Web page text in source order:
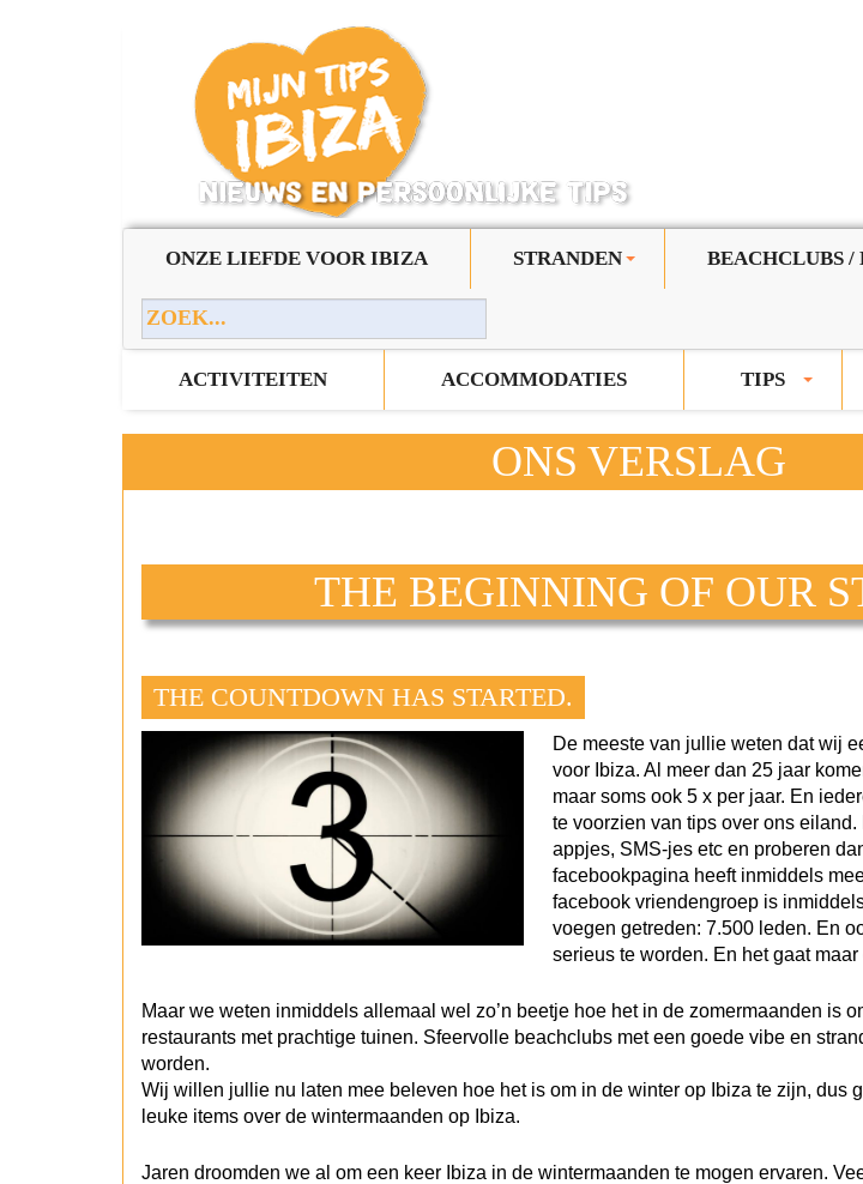
ONZE LIEFDE VOOR IBIZA
STRANDEN
BEACHCLUBS /
ACTIVITEITEN
ACCOMMODATIES
TIPS
ONS VERSLAG
THE BEGINNING OF OUR
THE COUNTDOWN HAS STARTED.
De meeste van jullie weten dat wij
voor Ibiza. Al meer dan 25 jaar
maar soms ook 5 x per jaar. En
te voorzien van tips over ons
appjes, SMS-jes etc en proberen
facebookpagina heeft inmiddels
facebook vriendengroep is
voegen getreden: 7.500 leden. En
serieus te worden. En het gaat maar
Maar we weten inmiddels allemaal wel zo’n beetje hoe het in de zomermaanden is
restaurants met prachtige tuinen. Sfeervolle beachclubs met een goede vibe en
worden.
Wij willen jullie nu laten mee beleven hoe het is om in de winter op Ibiza te zijn, dus
leuke items over de wintermaanden op Ibiza.
Jaren droomden we al om een keer Ibiza in de wintermaanden te mogen ervaren.